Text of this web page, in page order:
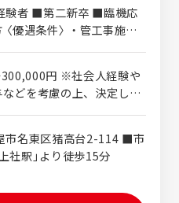
す。 また、点検・修理を
防保全、機能的な劣化へ
者 ■第二新卒 ■臨機応
関する知識、配管等の施
須資格〉 ・普
※社会人経験や
どを考慮の上、決定しま
市名東区猪高台2-114 ■市
社駅」より徒歩15分